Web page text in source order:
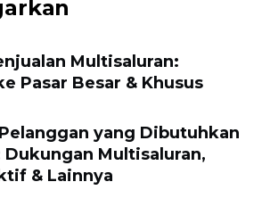
Multisaluran:
Pasar Besar & Khusus
yang Dibutuhkan
Multisaluran,
& Lainnya